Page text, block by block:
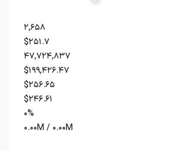
۲,۶۵۸
$۲۵۱.۷
۴۷,۷۲۴,۸۳۷
$۱۹۹,۴۲۶.۴۷
$۲۵۶.۶۵
$۲۴۶.۶۱
۰%
۰.۰۰M / ۰.۰۰M